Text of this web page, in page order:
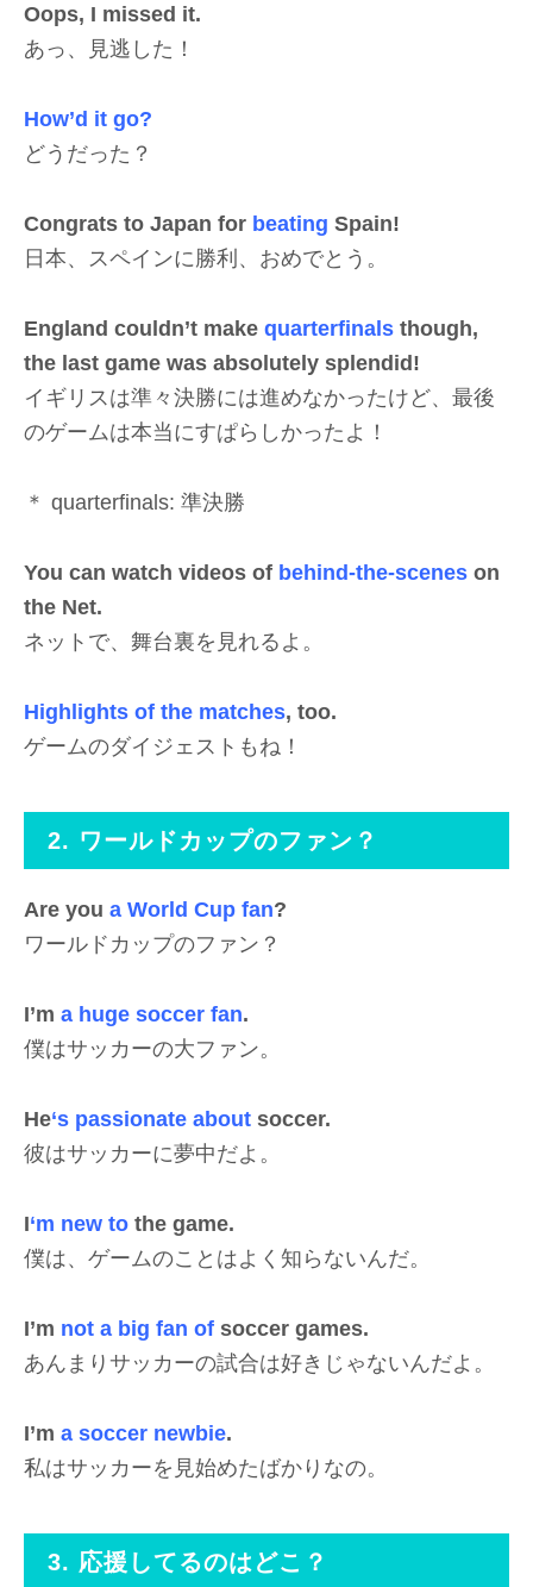
Oops, I missed it.
あっ、見逃した！
How’d it go?
どうだった？
Congrats to Japan for beating Spain!
日本、スペインに勝利、おめでとう。
England couldn’t make quarterfinals though,
the last game was absolutely splendid!
イギリスは準々決勝には進めなかったけど、最後
のゲームは本当にすぱらしかったよ！
＊ quarterfinals: 準決勝
You can watch videos of behind-the-scenes on
the Net.
ネットで、舞台裏を見れるよ。
Highlights of the matches, too.
ゲームのダイジェストもね！
2. ワールドカップのファン？
Are you a World Cup fan?
ワールドカップのファン？
I’m a huge soccer fan.
僕はサッカーの大ファン。
He‘s passionate about soccer.
彼はサッカーに夢中だよ。
I‘m new to the game.
僕は、ゲームのことはよく知らないんだ。
I’m not a big fan of soccer games.
あんまりサッカーの試合は好きじゃないんだよ。
I’m a soccer newbie.
私はサッカーを見始めたばかりなの。
3. 応援してるのはどこ？